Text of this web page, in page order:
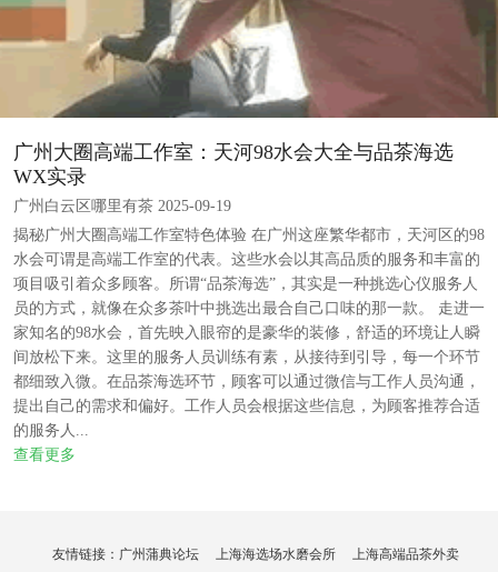
广州大圈高端工作室：天河98水会大全与品茶海选
WX实录
广州白云区哪里有茶 2025-09-19
揭秘广州大圈高端工作室特色体验 在广州这座繁华都市，天河区的98
水会可谓是高端工作室的代表。这些水会以其高品质的服务和丰富的
项目吸引着众多顾客。所谓“品茶海选”，其实是一种挑选心仪服务人
员的方式，就像在众多茶叶中挑选出最合自己口味的那一款。 走进一
家知名的98水会，首先映入眼帘的是豪华的装修，舒适的环境让人瞬
间放松下来。这里的服务人员训练有素，从接待到引导，每一个环节
都细致入微。在品茶海选环节，顾客可以通过微信与工作人员沟通，
提出自己的需求和偏好。工作人员会根据这些信息，为顾客推荐合适
的服务人...
查看更多
友情链接： 广州蒲典论坛 上海海选场水磨会所
上海高端品茶外卖